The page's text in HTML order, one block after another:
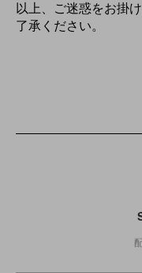
以上、ご迷惑をお掛
了承ください。
ショッピ